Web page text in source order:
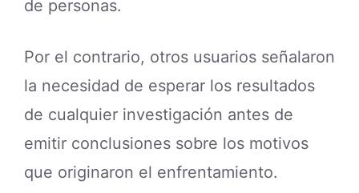
de personas.
Por el contrario, otros usuarios señalaron
la necesidad de esperar los resultados
de cualquier investigación antes de
emitir conclusiones sobre los motivos
que originaron el enfrentamiento.